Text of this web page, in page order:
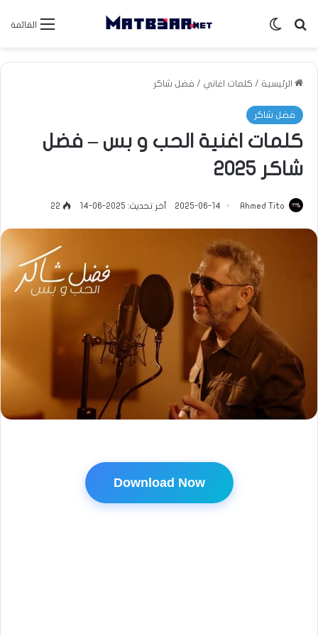
القائمة بحث عنالوضع المظلم
الرئيسية / كلمات اغاني / فضل شاكر
فضل شاكر
كلمات اغنية الحب و بس – فضل
شاكر 2025
Ahmed Tito
2025-06-14 آخر تحديث: 2025-06-14 22
Download Now